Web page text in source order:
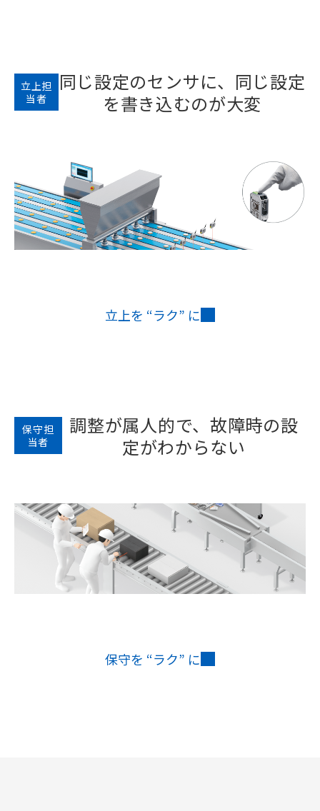
立上担
当者
同じ設定のセンサに、同じ設定
を書き込むのが大変
立上を “ラク” に
保守担
当者
調整が属人的で、故障時の設
定がわからない
保守を “ラク” に